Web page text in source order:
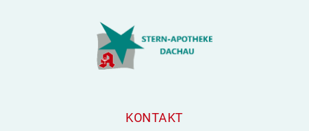
KONTAKT